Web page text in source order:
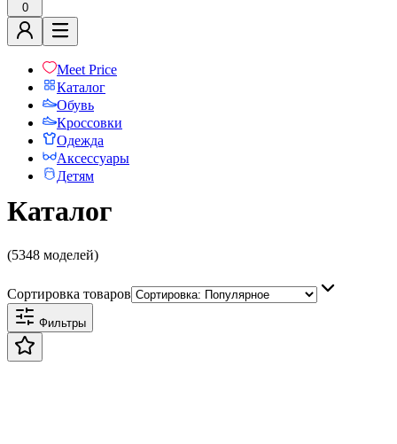
0
Meet Price
Каталог
Обувь
Кроссовки
Одежда
Аксессуары
Детям
Каталог
(5348 моделей)
Сортировка товаров
Фильтры